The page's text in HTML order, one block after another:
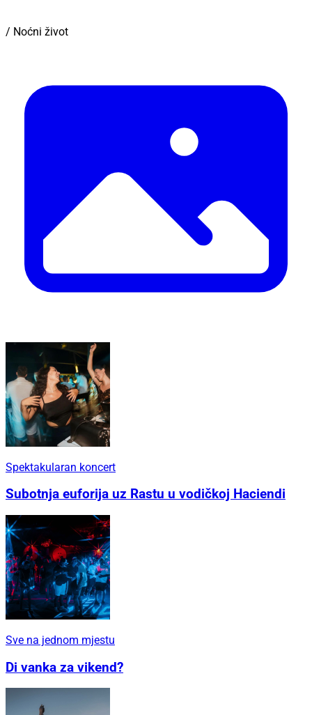
/ Noćni život
Spektakularan koncert
Subotnja euforija uz Rastu u vodičkoj Haciendi
Sve na jednom mjestu
Di vanka za vikend?